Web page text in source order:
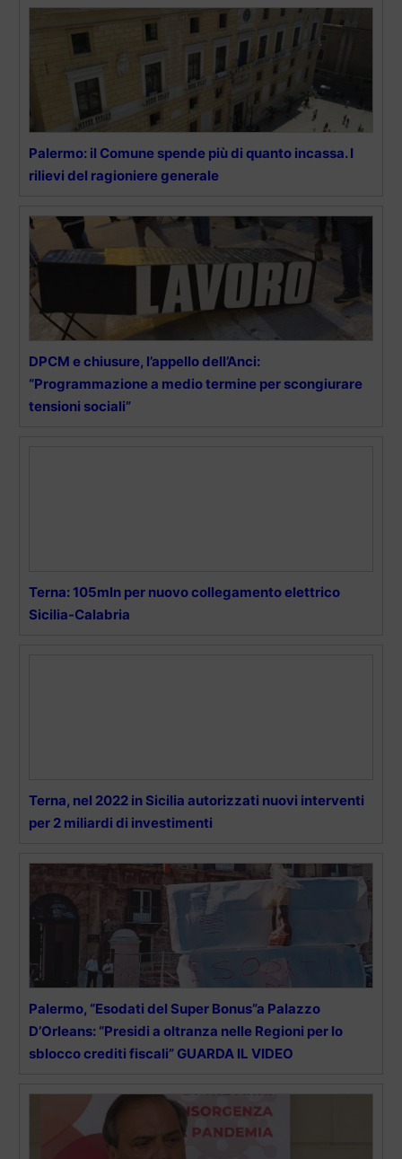
Palermo: il Comune spende più di quanto incassa. I
rilievi del ragioniere generale
DPCM e chiusure, l’appello dell’Anci:
“Programmazione a medio termine per scongiurare
tensioni sociali”
Terna: 105mln per nuovo collegamento elettrico
Sicilia-Calabria
Terna, nel 2022 in Sicilia autorizzati nuovi interventi
per 2 miliardi di investimenti
Palermo, “Esodati del Super Bonus”a Palazzo
D’Orleans: “Presidi a oltranza nelle Regioni per lo
sblocco crediti fiscali” GUARDA IL VIDEO